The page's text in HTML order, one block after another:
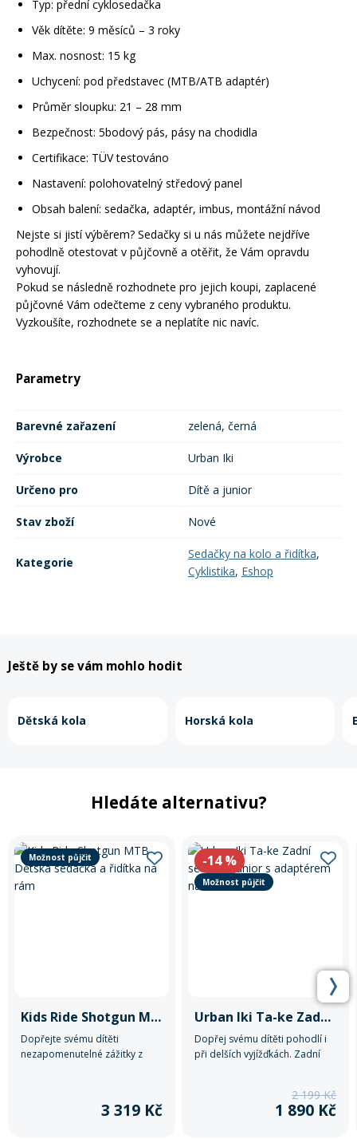
Typ: přední cyklosedačka
Věk dítěte: 9 měsíců – 3 roky
Max. nosnost: 15 kg
Uchycení: pod představec (MTB/ATB adaptér)
Průměr sloupku: 21 – 28 mm
Bezpečnost: 5bodový pás, pásy na chodidla
Certifikace: TÜV testováno
Nastavení: polohovatelný středový panel
Obsah balení: sedačka, adaptér, imbus, montážní návod
Nejste si jistí výběrem? Sedačky si u nás můžete nejdříve
pohodlně otestovat v půjčovně a otěřit, že Vám opravdu
vyhovují.
Pokud se následně rozhodnete pro jejich koupi, zaplacené
půjčovné Vám odečteme z ceny vybraného produktu.
Vyzkoušíte, rozhodnete se a neplatíte nic navíc.
Parametry
Barevné zařazení zelená, černá
Výrobce Urban Iki
Určeno pro Dítě a junior
Stav zboží Nové
Kategorie
Sedačky na kolo a řidítka,
Cyklistika, Eshop
Ještě by se vám mohlo hodit
Dětská kola Horská kola
Hledáte alternativu?
Možnost půjčit
Kids Ride Shotgun MTB Dětská sedačka a řidítka na rám
Dopřejte svému dítěti
nezapomenutelné zážitky z
3 319 Kč
-14%
Možnost půjčit
Urban Iki Ta-ke Zadní sedátko Junior s adaptérem na nosič
Dopřej svému dítěti pohodlí i
při delších vyjížďkách. Zadní
které už samy jezdí, ale občas
si chtějí odpočinout a svézt se
2 199 Kč
1 890 Kč